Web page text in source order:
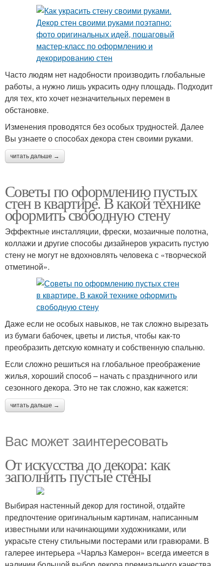
Часто людям нет надобности производить глобальные
работы, а нужно лишь украсить одну площадь. Подходит
для тех, кто хочет незначительных перемен в
обстановке.
Изменения проводятся без особых трудностей. Далее
Вы узнаете о способах декора стен своими руками.
читать дальше →
Советы по оформлению пустых
стен в квартире. В какой технике
оформить свободную стену
Эффектные инсталляции, фрески, мозаичные полотна,
коллажи и другие способы дизайнеров украсить пустую
стену не могут не вдохновлять человека с «творческой
отметиной».
Даже если не особых навыков, не так сложно вырезать
из бумаги бабочек, цветы и листья, чтобы как-то
преобразить детскую комнату и собственную спальню.
Если сложно решиться на глобальное преображение
жилья, хороший способ – начать с праздничного или
сезонного декора. Это не так сложно, как кажется:
читать дальше →
Вас может заинтересовать
От искусства до декора: как
заполнить пустые стены
Выбирая настенный декор для гостиной, отдайте
предпочтение оригинальным картинам, написанным
известными или начинающими художниками, или
украсьте стену стильными постерами или гравюрами. В
галерее интерьера «Чарльз Камерон» всегда имеется в